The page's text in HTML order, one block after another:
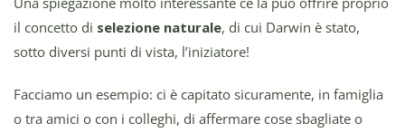
il concetto di selezione naturale, di cui Darwin è stato,
sotto diversi punti di vista, l’iniziatore!
Facciamo un esempio: ci è capitato sicuramente, in famiglia
o tra amici o con i colleghi, di affermare cose sbagliate o